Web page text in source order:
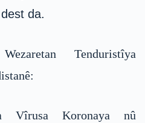
da.
Tenduristîya
Vîrusa Koronaya nû